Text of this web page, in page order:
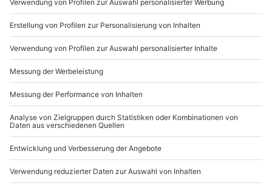
Mo-Fr: 9-17 Uhr
b2b@mydays.de
www.b2b.mydays.de/
Andere Produkte entdecken